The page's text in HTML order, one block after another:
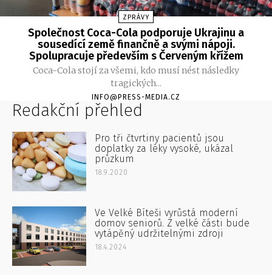
ZPRÁVY
Společnost Coca-Cola podporuje Ukrajinu a
sousedící země finančně a svými nápoji.
Spolupracuje především s Červeným křížem
Coca-Cola stojí za všemi, kdo musí nést následky
tragických...
INFO@PRESS-MEDIA.CZ
Redakční přehled
Pro tři čtvrtiny pacientů jsou
doplatky za léky vysoké, ukázal
průzkum
18.9.2020
Ve Velké Bíteši vyrůstá moderní
domov seniorů. Z velké části bude
vytápěný udržitelnými zdroji
18.4.2024